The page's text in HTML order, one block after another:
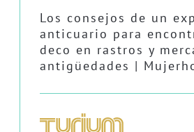
Los consejos de un
anticuario para
deco en rastros y
antigüedades |